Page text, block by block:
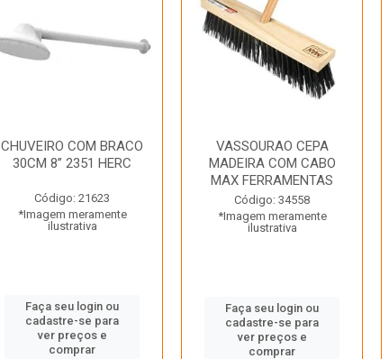
CHUVEIRO COM BRACO
30CM 8” 2351 HERC
Código: 21623
*Imagem meramente
ilustrativa
Faça seu login ou
cadastre-se para
ver preços e
comprar
VASSOURAO CEPA
MADEIRA COM CABO
MAX FERRAMENTAS
Código: 34558
*Imagem meramente
ilustrativa
Faça seu login ou
cadastre-se para
ver preços e
comprar